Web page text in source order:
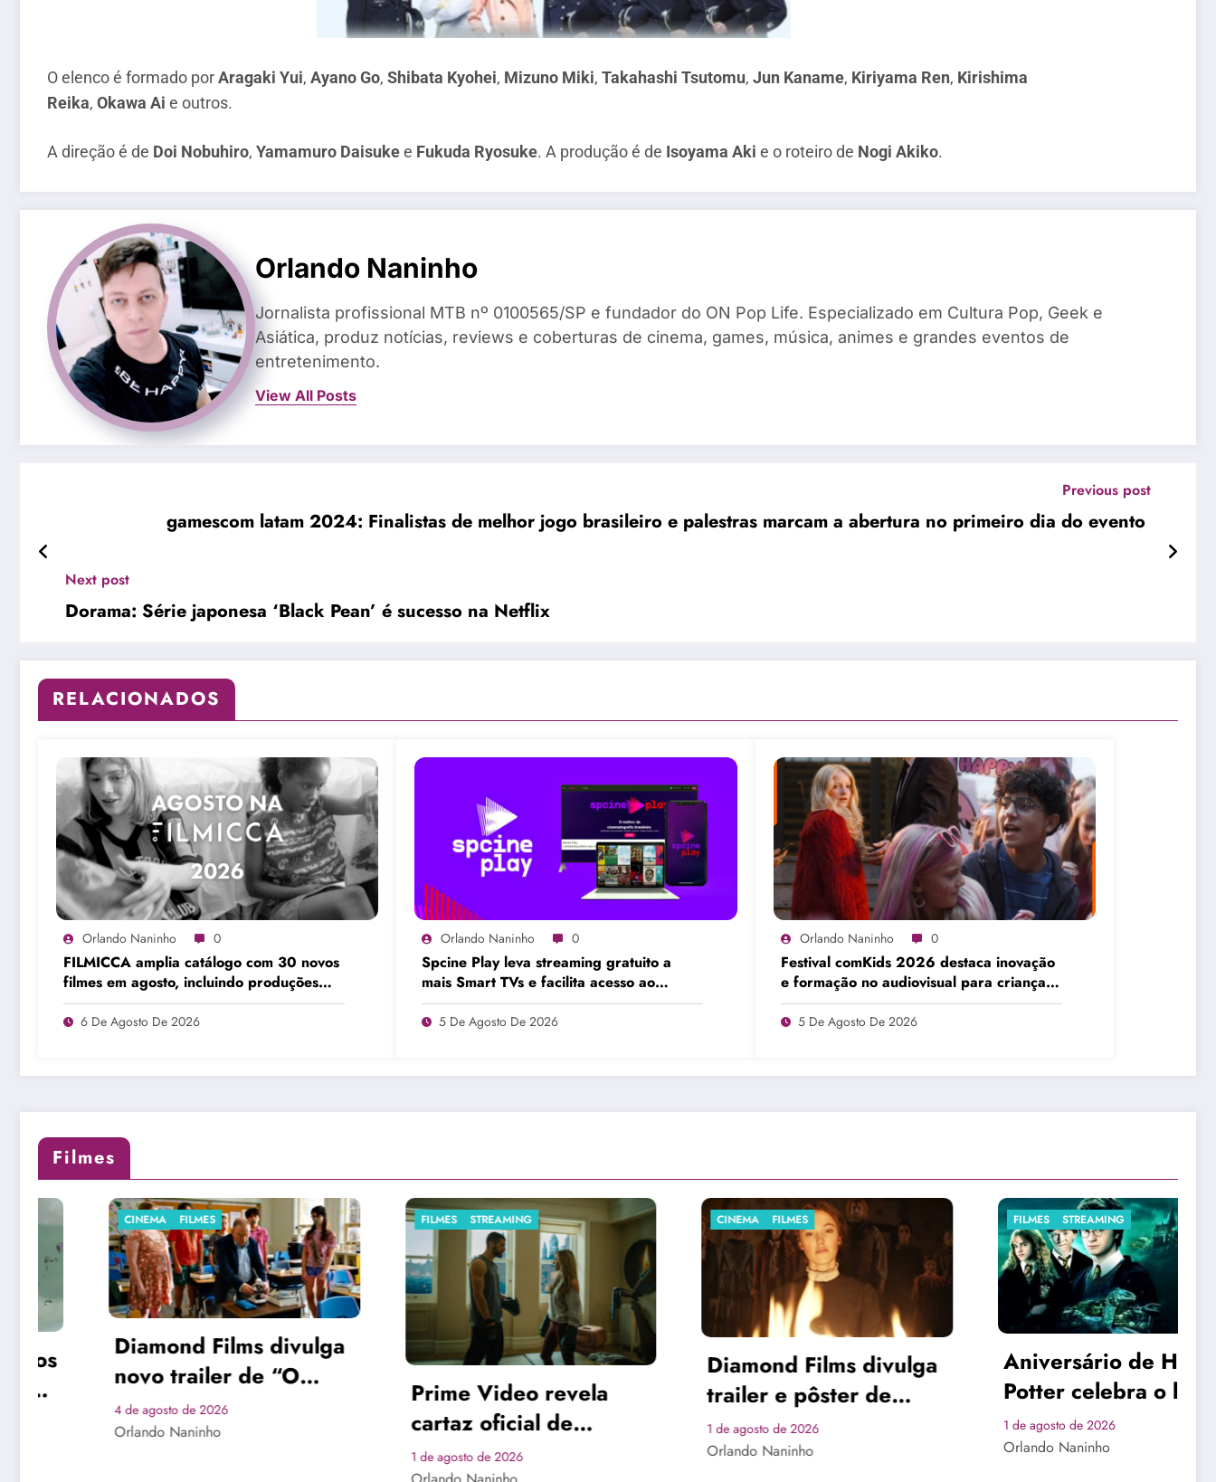
O elenco é formado porAragaki Yui, Ayano Go, Shibata Kyohei, Mizuno Miki, Takahashi Tsutomu, Jun Kaname, Kiriyama Ren, Kirishima
Reika, Okawa Ai e outros.
A direção é de Doi Nobuhiro, Yamamuro Daisukee Fukuda Ryosuke. A produção é de Isoyama Aki e o roteiro de Nogi Akiko.
Orlando Naninho
Jornalista profissional MTB nº 0100565/SP e fundador do ON Pop Life. Especializado em Cultura Pop, Geek e
Asiática, produz notícias, reviews e coberturas de cinema, games, música, animes e grandes eventos de
entretenimento.
View All Posts
Previous post
gamescom latam 2024: Finalistas de melhor jogo brasileiro e palestras marcam a abertura no primeiro dia do evento
Next post
Dorama: Série japonesa ‘Black Pean’ é sucesso na Netflix
RELACIONADOS
Orlando Naninho 0
FILMICCA amplia catálogo com 30 novos
filmes em agosto, incluindo produções
brasileiras e obras de Su Friedrich
6 De Agosto De 2026
Orlando Naninho 0
Spcine Play leva streaming gratuito a
mais Smart TVs e facilita acesso ao
cinema brasileiro
5 De Agosto De 2026
Orlando Naninho 0
Festival comKids 2026 destaca inovação
e formação no audiovisual para crianças
e adolescentes
5 De Agosto De 2026
Filmes
“O
FILMES STREAMING
Prime Video revela
cartaz oficial de
CINEMA FILMES
Diamond Films divulga
trailer e pôster de
“Psicopata Vitoriana”,
estrelado por Maika
1 de agosto de 2026
Orlando Naninho
FILMES STREAMING
Aniversário de Harry
Potter celebra o legado
do bruxo que
conquistou gerações
1 de agosto de 2026
Orlando Naninho
FILMES STREAMING
Suspense
“Suspect X”
grátis ao JFF
1 de agosto de 2026